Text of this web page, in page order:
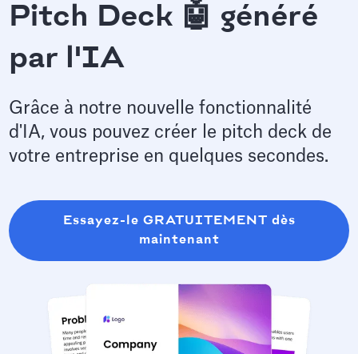
Pitch Deck 🤖 généré
par l'IA
Grâce à notre nouvelle fonctionnalité
d'IA, vous pouvez créer le pitch deck de
votre entreprise en quelques secondes.
Essayez-le GRATUITEMENT dès
maintenant